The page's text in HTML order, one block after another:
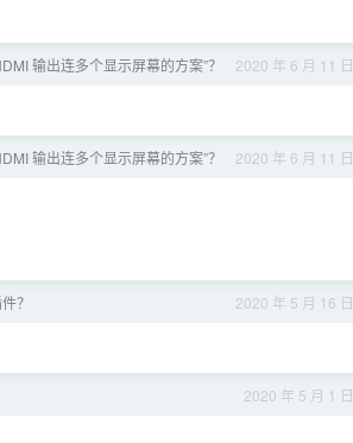
2020 年 6 月 11 日
输出连多个显示屏幕的方案”？
2020 年 6 月 11 日
输出连多个显示屏幕的方案”？
2020 年 5 月 16 日
？
2020 年 5 月 1 日